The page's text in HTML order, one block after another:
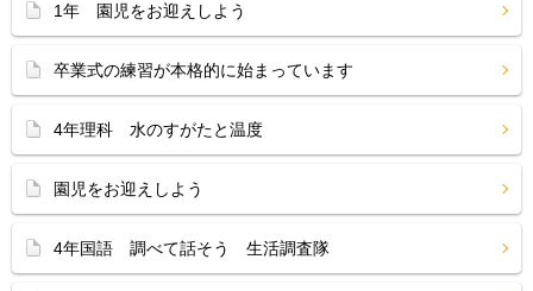
1年 園児をお迎えしよう
卒業式の練習が本格的に始まっています
4年理科 水のすがたと温度
園児をお迎えしよう
4年国語 調べて話そう 生活調査隊